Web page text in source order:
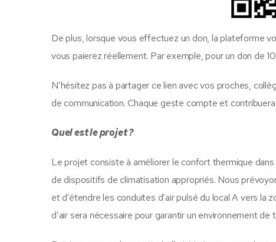
De plus, lorsque vous effectuez un don, la plateforme
vous paierez réellement. Par exemple, pour un don de
N’hésitez pas à partager ce lien avec vos proches,
de communication. Chaque geste compte et
Quel est le projet ?
Le projet consiste à améliorer le confort thermique
de dispositifs de climatisation appropriés. Nous
et d’étendre les conduites d’air pulsé du local A vers
d’air sera nécessaire pour garantir un environnement